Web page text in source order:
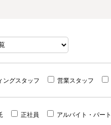
ングスタッフ 営業スタッフ
正社員 アルバイト・パート